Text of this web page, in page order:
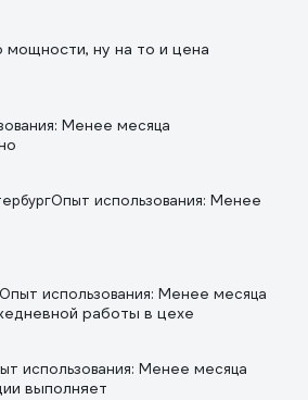
мощности, ну на то и цена
Менее месяца
Опыт использования: Менее
Опыт использования: Менее месяца
работы в цехе
использования: Менее месяца
выполняет